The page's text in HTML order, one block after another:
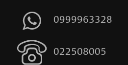
0999963328
022508005